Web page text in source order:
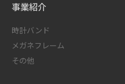
事業紹介
時計バンド
メガネフレーム
その他